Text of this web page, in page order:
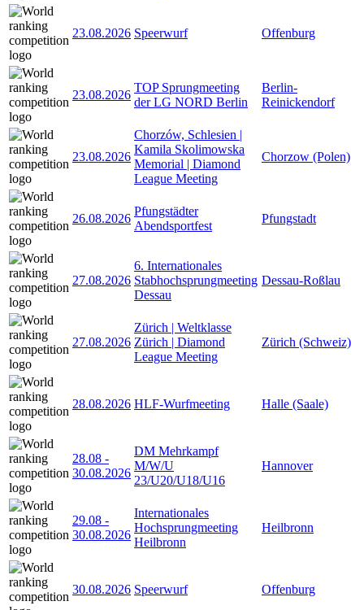
23.08.2026 Speerwurf Offenburg
23.08.2026
TOP Sprungmeeting
der LG NORD Berlin
Berlin-
Reinickendorf
23.08.2026
Chorzów, Schlesien |
Kamila Skolimowska
Memorial | Diamond
League Meeting
Chorzow (Polen)
26.08.2026
Pfungstädter
Abendsportfest
Pfungstadt
27.08.2026
6. Internationales
Stabhochsprungmeeting
Dessau
Dessau-Roßlau
27.08.2026
Zürich | Weltklasse
Zürich | Diamond
League Meeting
Zürich (Schweiz)
28.08.2026 HLF-Wurfmeeting Halle (Saale)
28.08 -
30.08.2026
DM Mehrkampf
M/W/U
23/U20/U18/U16
Hannover
29.08 -
30.08.2026
Internationales
Hochsprungmeeting
Heilbronn
Heilbronn
30.08.2026 Speerwurf Offenburg